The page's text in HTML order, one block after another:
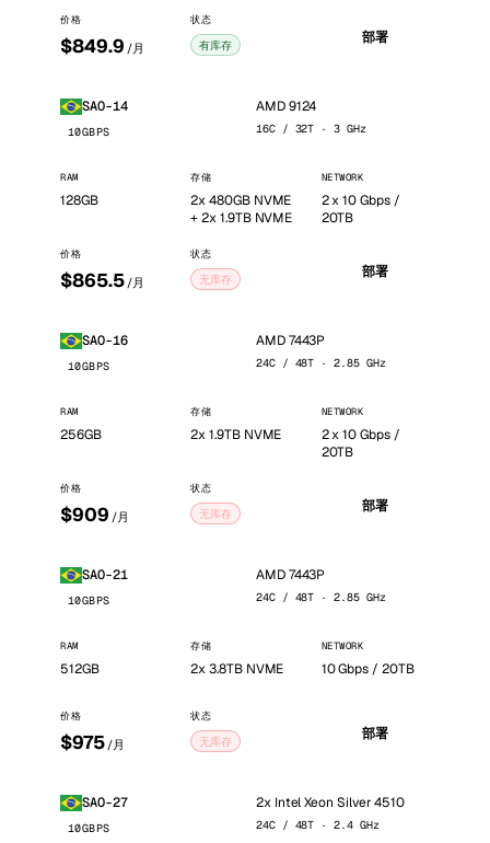
价格
$849.9 /月
状态
有库存 部署
SAO-14
10GBPS
AMD 9124
16C / 32T · 3 GHz
RAM
128GB
存储
2x 480GB NVME
+ 2x 1.9TB NVME
NETWORK
2 x 10 Gbps /
20TB
价格
$865.5 /月
状态
无库存 部署
SAO-16
10GBPS
AMD 7443P
24C / 48T · 2.85 GHz
RAM
256GB
存储
2x 1.9TB NVME
NETWORK
2 x 10 Gbps /
20TB
价格
$909 /月
状态
无库存 部署
SAO-21
10GBPS
AMD 7443P
24C / 48T · 2.85 GHz
RAM
512GB
存储
2x 3.8TB NVME
NETWORK
10 Gbps / 20TB
价格
$975 /月
状态
无库存 部署
SAO-27
10GBPS
2x Intel Xeon Silver 4510
24C / 48T · 2.4 GHz